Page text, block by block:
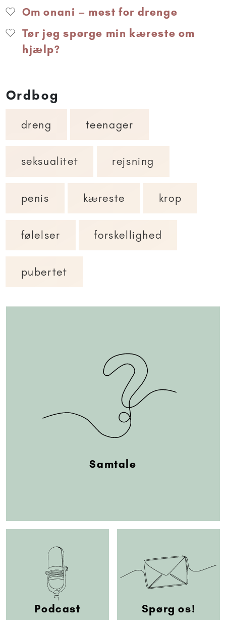
Om onani – mest for drenge
Tør jeg spørge min kæreste om
hjælp?
Ordbog
dreng teenager
seksualitet rejsning
penis kæreste krop
følelser forskellighed
pubertet
Samtale
Podcast Spørg os!